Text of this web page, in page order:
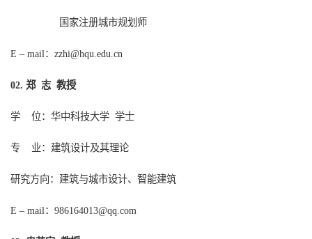
国家注册城市规划师
E – mail： zzhi@hqu.edu.cn
02. 郑 志 教授
学 位：华中科技大学 学士
专 业：建筑设计及其理论
研究方向：建筑与城市设计、智能建筑
E – mail： 986164013@qq.com